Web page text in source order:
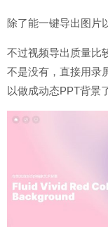
除了能一键导出图片
不过视频导出质量比
不是没有，直接用录
以做成动态PPT背景